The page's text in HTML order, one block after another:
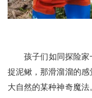
孩子们如同探险家
捉泥鳅，那滑溜溜的
大自然的某种神奇魔